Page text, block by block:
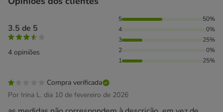
3.5 de 5
4 opiniões
50% das pessoas avaliaram com 5 estrelas, 25% das
5
50%
4
0%
3
25%
2
0%
1
25%
Compra verificada
Por Irina L. dia 10 de fevereiro de 2026